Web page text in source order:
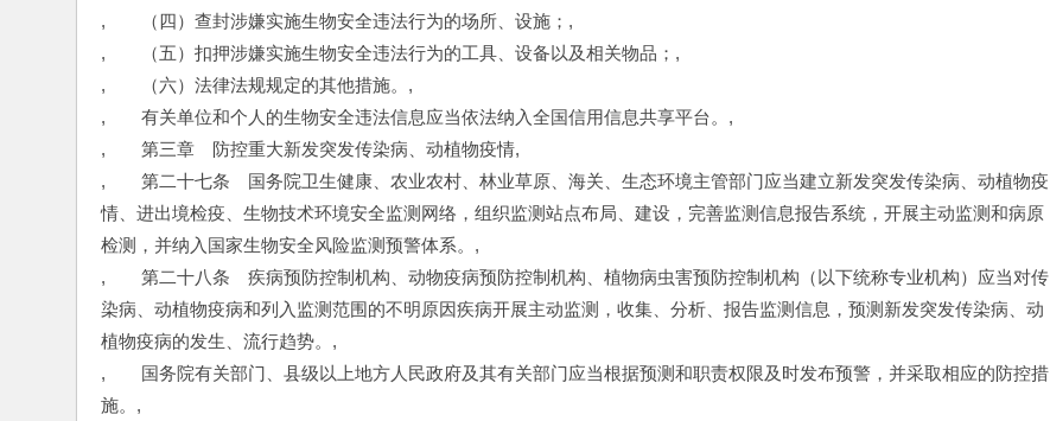
,　　（四）查封涉嫌实施生物安全违法行为的场所、设施；,
,　　（五）扣押涉嫌实施生物安全违法行为的工具、设备以及相关物品；,
,　　（六）法律法规规定的其他措施。,
,　　有关单位和个人的生物安全违法信息应当依法纳入全国信用信息共享平台。,
,　　第三章　防控重大新发突发传染病、动植物疫情,
,　　第二十七条　国务院卫生健康、农业农村、林业草原、海关、生态环境主管部门应当建立新发突发传染病、动植物疫
情、进出境检疫、生物技术环境安全监测网络，组织监测站点布局、建设，完善监测信息报告系统，开展主动监测和病原
检测，并纳入国家生物安全风险监测预警体系。,
,　　第二十八条　疾病预防控制机构、动物疫病预防控制机构、植物病虫害预防控制机构（以下统称专业机构）应当对传
染病、动植物疫病和列入监测范围的不明原因疾病开展主动监测，收集、分析、报告监测信息，预测新发突发传染病、动
植物疫病的发生、流行趋势。,
,　　国务院有关部门、县级以上地方人民政府及其有关部门应当根据预测和职责权限及时发布预警，并采取相应的防控措
施。,